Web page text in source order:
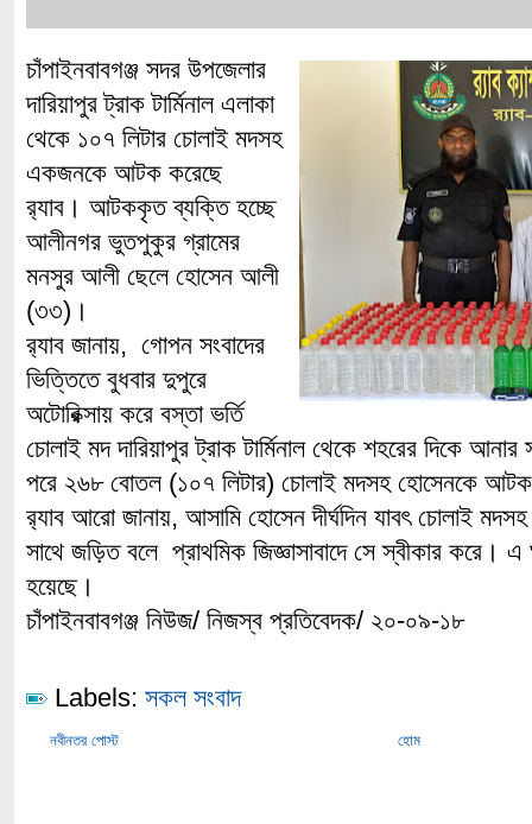
চাঁপাইনবাবগঞ্জ সদর উপজেলার
দারিয়াপুর ট্রাক টার্মিনাল এলাকা
থেকে ১০৭ লিটার চোলাই মদসহ
একজনকে আটক করেছে
র‌্যাব। আটককৃত ব্যক্তি হচ্ছে
আলীনগর ভুতপুকুর গ্রামের
মনসুর আলী ছেলে হোসেন আলী
(৩৩)।
র‌্যাব জানায়, গোপন সংবাদের
ভিত্তিতে বুধবার দুপুরে
অটোরিক্সায় করে বস্তা ভর্তি
চোলাই মদ দারিয়াপুর ট্রাক টার্মিনাল থেকে শহরের দিকে
পরে ২৬৮ বোতল (১০৭ লিটার) চোলাই মদসহ হোসেনকে
র‌্যাব আরো জানায়, আসামি হোসেন দীর্ঘদিন যাবৎ চোলাই
সাথে জড়িত বলে প্রাথমিক জিজ্ঞাসাবাদে সে স্বীকার করে। এ
হয়েছে।
চাঁপাইনবাবগঞ্জ নিউজ/ নিজস্ব প্রতিবেদক/ ২০-০৯-১৮
Labels: সকল সংবাদ
নবীনতর পোস্ট হোম